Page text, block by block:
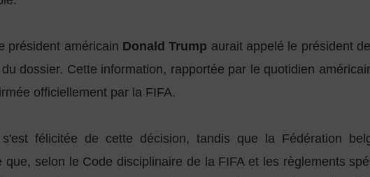
président américain Donald Trump aurait appelé le président
dossier. Cette information, rapportée par le quotidien
officiellement par la FIFA.
félicitée de cette décision, tandis que la Fédération
que, selon le Code disciplinaire de la FIFA et les règlements